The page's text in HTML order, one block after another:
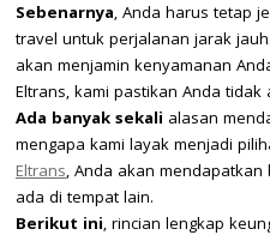
Sebenarnya, Anda harus tetap
travel untuk perjalanan jarak jauh.
akan menjamin kenyamanan
Eltrans, kami pastikan Anda
Ada banyak sekali alasan
mengapa kami layak menjadi
Eltrans, Anda akan
ada di tempat lain.
Berikut ini, rincian lengkap